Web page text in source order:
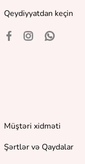
Qeydiyyatdan keçin
Müştəri xidməti
Şərtlər və Qaydalar